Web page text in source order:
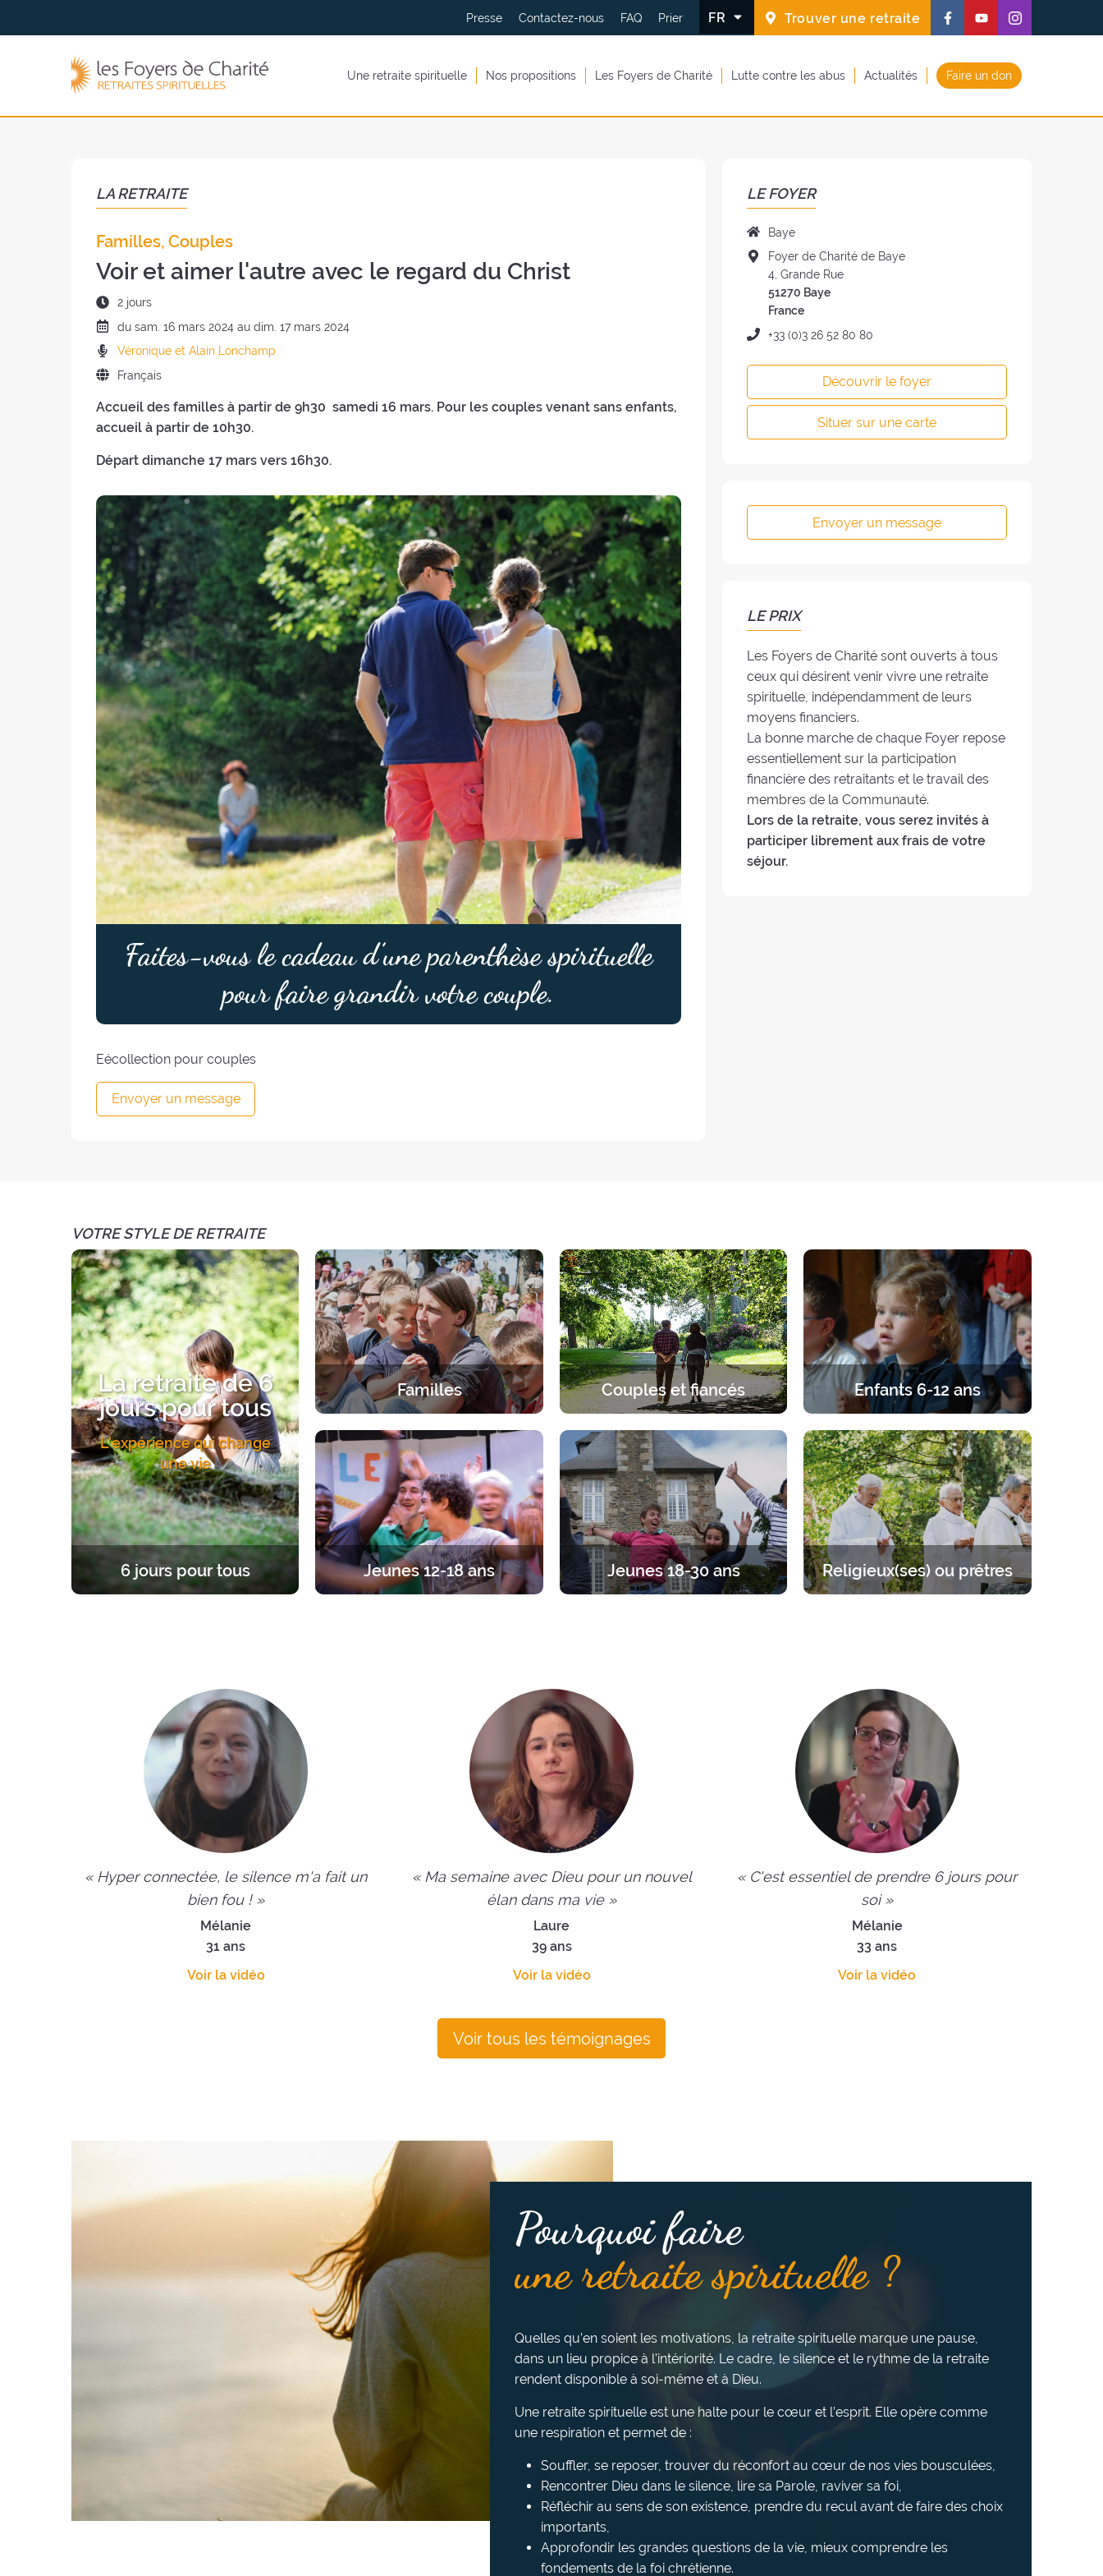
au
contenu
Presse Contactez-nous FAQ Prier FR Trouver une retraite
Suivez-
nous
Facebook
fenêtre)
Suivez-
nous
Youtube
fenêtre)
Suivez-
nous
Instagram
fenêtre)
Une retraite spirituelle Nos propositions Les Foyers de Charité Lutte contre les abus Actualités Faire un don
LA RETRAITE
Familles, Couples
Voir et aimer l'autre avec le regard du Christ
Durée
de
retraite
:
2 jours
Date
de
retraite
du sam. 16 mars 2024 au dim. 17 mars 2024
Prédicateurs
:
Véronique et Alain Lonchamp
Langue
la
retraite
Français
Accueil des familles à partir de 9h30 samedi 16 mars. Pour les couples venant sans enfants,
accueil à partir de 10h30.
Départ dimanche 17 mars vers 16h30.
Faites-vous le cadeau d’une parenthèse spirituelle
pour faire grandir votre couple.
Eécollection pour couples
Envoyer un message
LE FOYER
Nom
du
foyer
Baye
Adresse
du
foyer
:
Foyer de Charité de Baye
4, Grande Rue
51270 Baye
France
Téléphone
+33 (0)3 26 52 80 80
Découvrir le foyer
Situer sur une carte
Envoyer un message
LE PRIX
Les Foyers de Charité sont ouverts à tous
ceux qui désirent venir vivre une retraite
spirituelle, indépendamment de leurs
moyens financiers.
La bonne marche de chaque Foyer repose
essentiellement sur la participation
financière des retraitants et le travail des
membres de la Communauté.
Lors de la retraite, vous serez invités à
participer librement aux frais de votre
séjour.
VOTRE STYLE DE RETRAITE
6 jours pour tous
La retraite de 6
jours pour tous
L'expérience qui change
une vie
Familles
Un accueil spécifique à chaque âge,
parents et enfants.
Couples et fiancés
Dieu. 2 jours pour s’arrêter en couple,
discerner, dialoguer, prier.
Enfants 6-12 ans
ans. Un programme équilibré entre
prière, enseignements, jeux et
activités.
Jeunes 12-18 ans Jeunes 18-30 ans Religieux(ses) ou prêtres
« Hyper connectée, le silence m'a fait un
bien fou ! »
Mélanie
31 ans
Voir la vidéo
« Ma semaine avec Dieu pour un nouvel
élan dans ma vie »
Laure
39 ans
Voir la vidéo
« C'est essentiel de prendre 6 jours pour
soi »
Mélanie
33 ans
Voir la vidéo
Voir tous les témoignages
Pourquoi faire
une retraite spirituelle ?
Quelles qu’en soient les motivations, la retraite spirituelle marque une pause,
dans un lieu propice à l’intériorité. Le cadre, le silence et le rythme de la retraite
rendent disponible à soi-même et à Dieu.
Une retraite spirituelle est une halte pour le cœur et l’esprit. Elle opère comme
une respiration et permet de :
Souffler, se reposer, trouver du réconfort au cœur de nos vies bousculées,
Rencontrer Dieu dans le silence, lire sa Parole, raviver sa foi,
Réfléchir au sens de son existence, prendre du recul avant de faire des choix
importants,
Approfondir les grandes questions de la vie, mieux comprendre les
fondements de la foi chrétienne.